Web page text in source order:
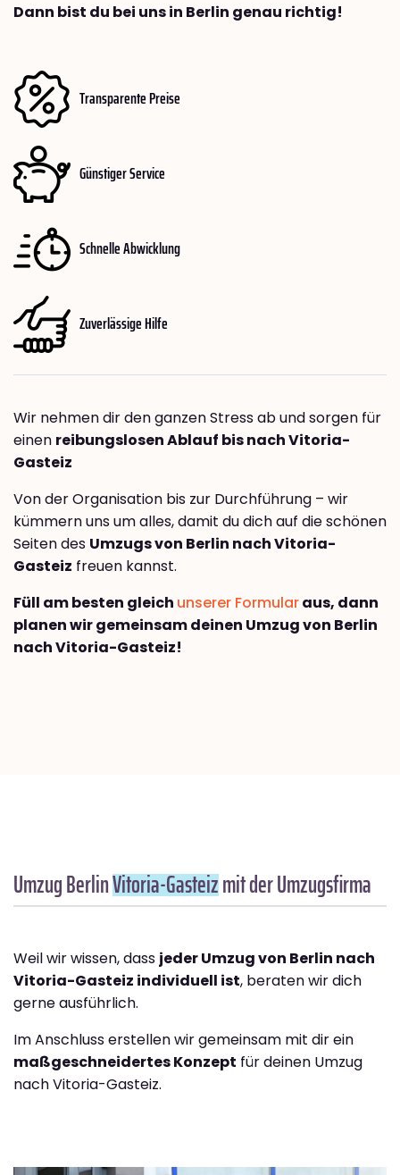
Dann bist du bei uns in Berlin genau richtig!
Transparente Preise
Günstiger Service
Schnelle Abwicklung
Zuverlässige Hilfe
Wir nehmen dir den ganzen Stress ab und sorgen für
einen reibungslosen Ablauf bis nach Vitoria-
Gasteiz
Von der Organisation bis zur Durchführung – wir
kümmern uns um alles, damit du dich auf die schönen
Seiten des Umzugs von Berlin nach Vitoria-
Gasteiz freuen kannst.
Füll am besten gleich unserer Formularaus, dann
planen wir gemeinsam deinen Umzug von Berlin
nach Vitoria-Gasteiz!
Umzug BerlinVitoria-Gasteizmit der Umzugsfirma
Weil wir wissen, dass jeder Umzug von Berlin nach
Vitoria-Gasteiz individuell ist, beraten wir dich
gerne ausführlich.
Im Anschluss erstellen wir gemeinsam mit dir ein
maßgeschneidertes Konzept für deinen Umzug
nach Vitoria-Gasteiz.